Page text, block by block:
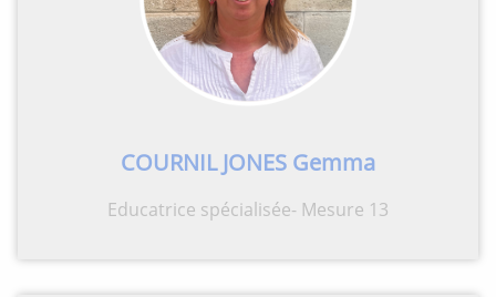
COURNIL JONES Gemma
Educatrice spécialisée- Mesure 13